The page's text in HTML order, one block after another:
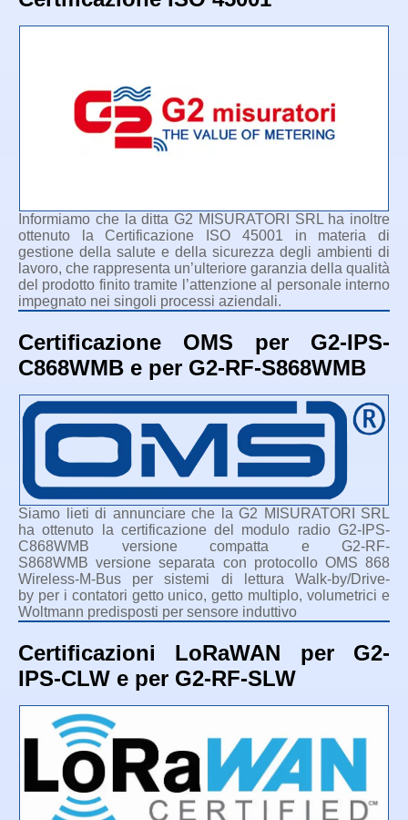
Informiamo che la ditta G2 MISURATORI SRL ha inoltre
ottenuto la Certificazione ISO 45001 in materia di
gestione della salute e della sicurezza degli ambienti di
lavoro, che rappresenta un’ulteriore garanzia della qualità
del prodotto finito tramite l’attenzione al personale interno
impegnato nei singoli processi aziendali.
Certificazione OMS per G2-IPS-
C868WMB e per G2-RF-S868WMB
Siamo lieti di annunciare che la G2 MISURATORI SRL
ha ottenuto la certificazione del modulo radio G2-IPS-
C868WMB versione compatta e G2-RF-
S868WMB versione separata con protocollo OMS 868
Wireless-M-Bus per sistemi di lettura Walk-by/Drive-
by per i contatori getto unico, getto multiplo, volumetrici e
Woltmann predisposti per sensore induttivo
Certificazioni LoRaWAN per G2-
IPS-CLW e per G2-RF-SLW